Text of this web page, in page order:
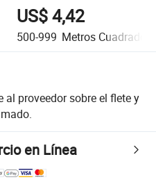
US$ 4,42
500-999 Metros Cuadrados
al proveedor sobre el flete y
en Línea